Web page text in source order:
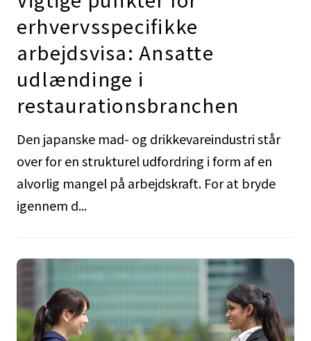
erhvervsspecifikke
arbejdsvisa: Ansatte
udlændinge i
restaurationsbranchen
Den japanske mad- og drikkevareindustri står
over for en strukturel udfordring i form af en
alvorlig mangel på arbejdskraft. For at bryde
igennem d...